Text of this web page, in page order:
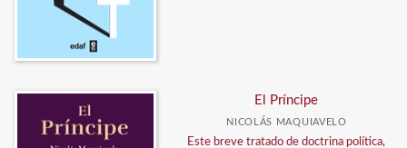
El Príncipe
NICOLÁS MAQUIAVELO
Este breve tratado de doctrina política,